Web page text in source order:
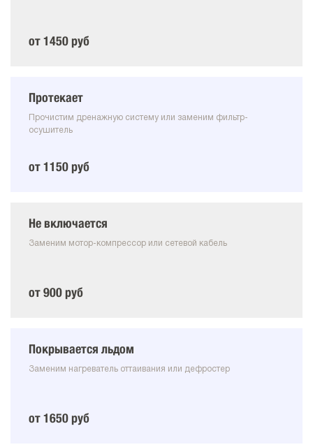
от 1450 руб
Протекает
Прочистим дренажную систему или заменим фильтр-
осушитель
от 1150 руб
Не включается
Заменим мотор-компрессор или сетевой кабель
от 900 руб
Покрывается льдом
Заменим нагреватель оттаивания или дефростер
от 1650 руб